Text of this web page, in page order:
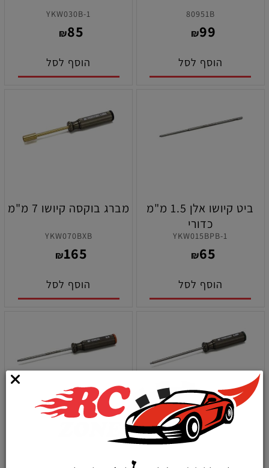
80951B
₪99
הוסף לסל
YKW030B-1
₪85
הוסף לסל
ביט קיושו אלן 1.5 מ"מ
כדורי
YKW015BPB-1
₪65
הוסף לסל
מברג בוקסה קיושו 7 מ"מ
YKW070BXB
₪165
הוסף לסל
מברג קיושו אלן 3 מ"מ
כדורי